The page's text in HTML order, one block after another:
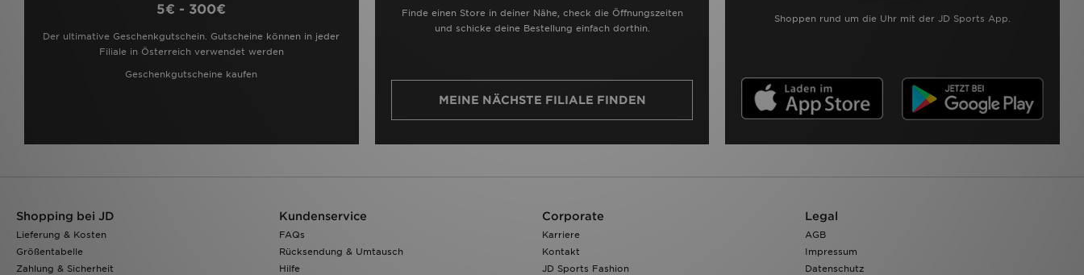
5€ - 300€
Der ultimative Geschenkgutschein. Gutscheine können in jeder
Filiale in Österreich verwendet werden
Geschenkgutscheine kaufen
Finde einen Store in deiner Nähe, check die Öffnungszeiten
und schicke deine Bestellung einfach dorthin.
MEINE NÄCHSTE FILIALE FINDEN
Shoppen rund um die Uhr mit der JD Sports App.
Shopping bei JD
Lieferung & Kosten
Größentabelle
Zahlung & Sicherheit
Kundenservice
FAQs
Rücksendung & Umtausch
Hilfe
Corporate
Karriere
Kontakt
JD Sports Fashion
Legal
AGB
Impressum
Datenschutz